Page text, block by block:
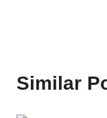
Similar